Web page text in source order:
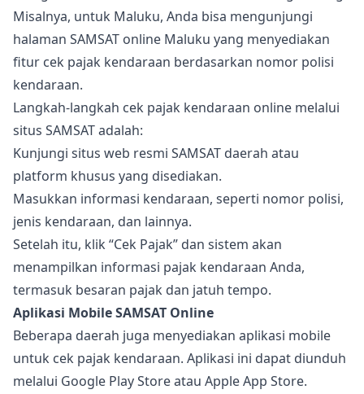
Misalnya, untuk Maluku, Anda bisa mengunjungi
halaman SAMSAT online Maluku yang menyediakan
fitur cek pajak kendaraan berdasarkan nomor polisi
kendaraan.
Langkah-langkah cek pajak kendaraan online melalui
situs SAMSAT adalah:
Kunjungi situs web resmi SAMSAT daerah atau
platform khusus yang disediakan.
Masukkan informasi kendaraan, seperti nomor polisi,
jenis kendaraan, dan lainnya.
Setelah itu, klik “Cek Pajak” dan sistem akan
menampilkan informasi pajak kendaraan Anda,
termasuk besaran pajak dan jatuh tempo.
Aplikasi Mobile SAMSAT Online
Beberapa daerah juga menyediakan aplikasi mobile
untuk cek pajak kendaraan. Aplikasi ini dapat diunduh
melalui Google Play Store atau Apple App Store.